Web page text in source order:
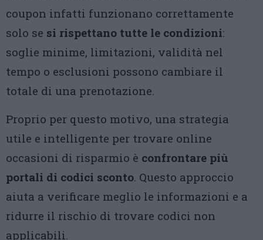
coupon infatti funzionano correttamente
solo se si rispettano tutte le condizioni:
soglie minime, limitazioni, validità nel
tempo o esclusioni possono cambiare il
totale di una prenotazione.
Proprio per questo motivo, una strategia
utile e intelligente per trovare online
occasioni di risparmio è confrontare più
portali di codici sconto. Questo approccio
aiuta a verificare meglio le informazioni e a
ridurre il rischio di trovare codici non
applicabili.